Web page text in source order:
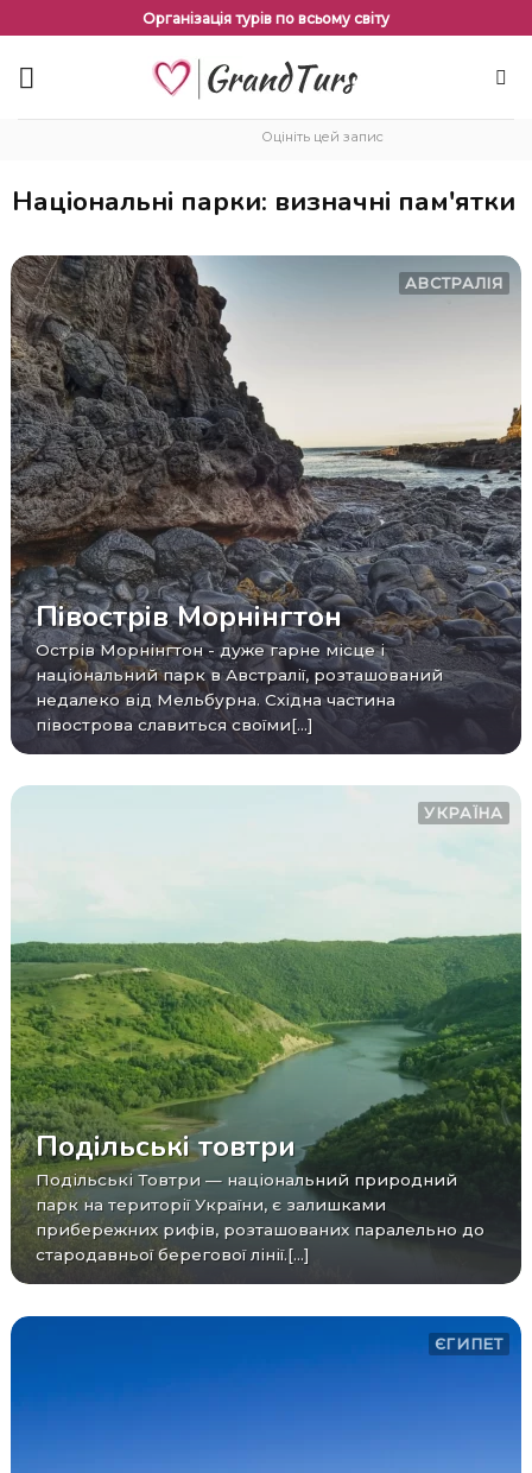
змісту
Організація турів по всьому світу
Оцініть цей запис
Національні парки: визначні пам'ятки
АВСТРАЛІЯ
Півострів Морнінгтон
Острів Морнінгтон - дуже гарне місце і
національний парк в Австралії, розташований
недалеко від Мельбурна. Східна частина
півострова славиться своїми[...]
УКРАЇНА
Подільські товтри
Подільські Товтри — національний природний
парк на території України, є залишками
прибережних рифів, розташованих паралельно до
стародавньої берегової лінії.[...]
ЄГИПЕТ